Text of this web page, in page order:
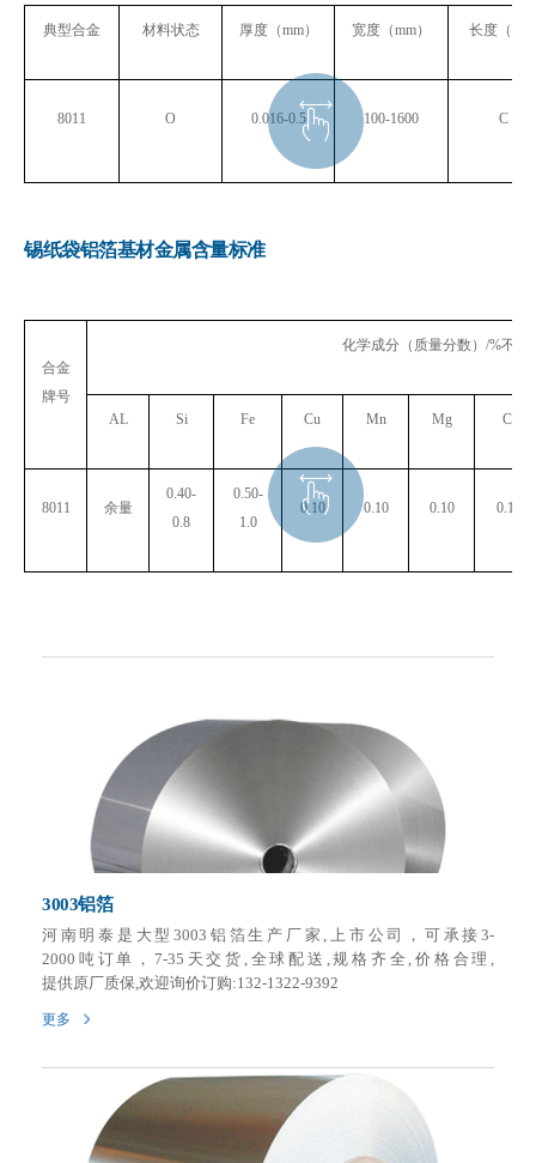
典型合金 材料状态 厚度（mm） 宽度（mm） 长度（
8011 O 0.016-0.5 100-1600 C
锡纸袋铝箔基材金属含量标准
合金
牌号
化学成分（质量分数） /%不大
AL Si Fe Cu Mn Mg Cr
8011 余量
0.40-
0.8
0.50-
1.0
0.10 0.10 0.10 0.10
3003铝箔
河南明泰是大型3003铝箔生产厂家,上市公司，可承接3-
2000吨订单，7-35天交货,全球配送,规格齐全,价格合理,
提供原厂质保,欢迎询价订购:132-1322-9392
更多